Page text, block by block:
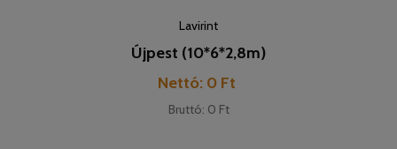
Lavirint
Újpest (10*6*2,8m)
Cijena
Nettó: 0 Ft
Bruttó: 0 Ft